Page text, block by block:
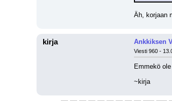
Äh, korjaan
kirja Ankkiksen
Viesti 960 -
Emmekö
~kirja